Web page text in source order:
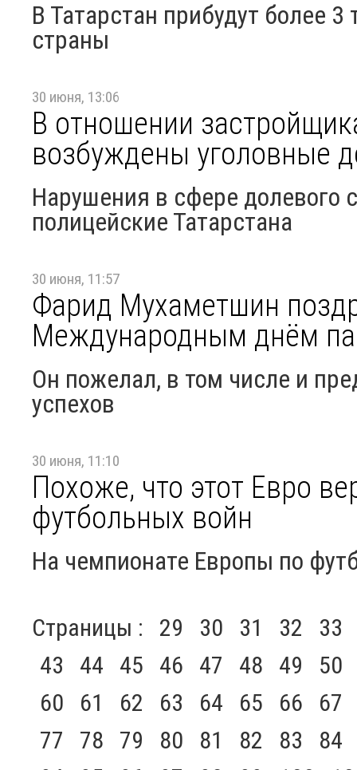
В Татарстан прибудут более
страны
30 июня, 13:06
В отношении
возбуждены уголовные
Нарушения в сфере долевого
полицейские Татарстана
30 июня, 11:57
Фарид Мухаметшин
Международным днём
Он пожелал, в том числе и
успехов
30 июня, 11:10
Похоже, что этот Евро
футбольных войн
На чемпионате Европы по
Страницы : 29 30 31 32
33
43
44 45 46 47 48 49
50
60
61 62 63 64 65 66
67
77
78 79 80 81 82 83
84